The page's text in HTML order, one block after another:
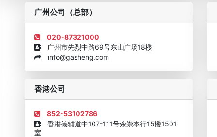
企业诚信AAAAA奖牌2015 欧美澳最具价值品牌移民机构
广州公司（总部）
020-87321000
广州市先烈中路69号东山广场18楼
info@gasheng.com
香港公司
852-53102786
香港德辅道中107-111号余崇本行15楼1501
室